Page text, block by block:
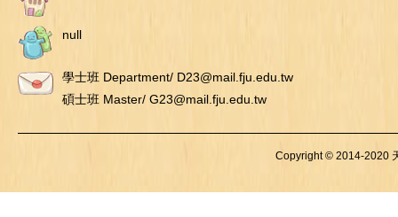
null
學士班 Department/ D23@mail.fju.edu.tw
碩士班 Master/ G23@mail.fju.edu.tw
Copyright © 2014-2020